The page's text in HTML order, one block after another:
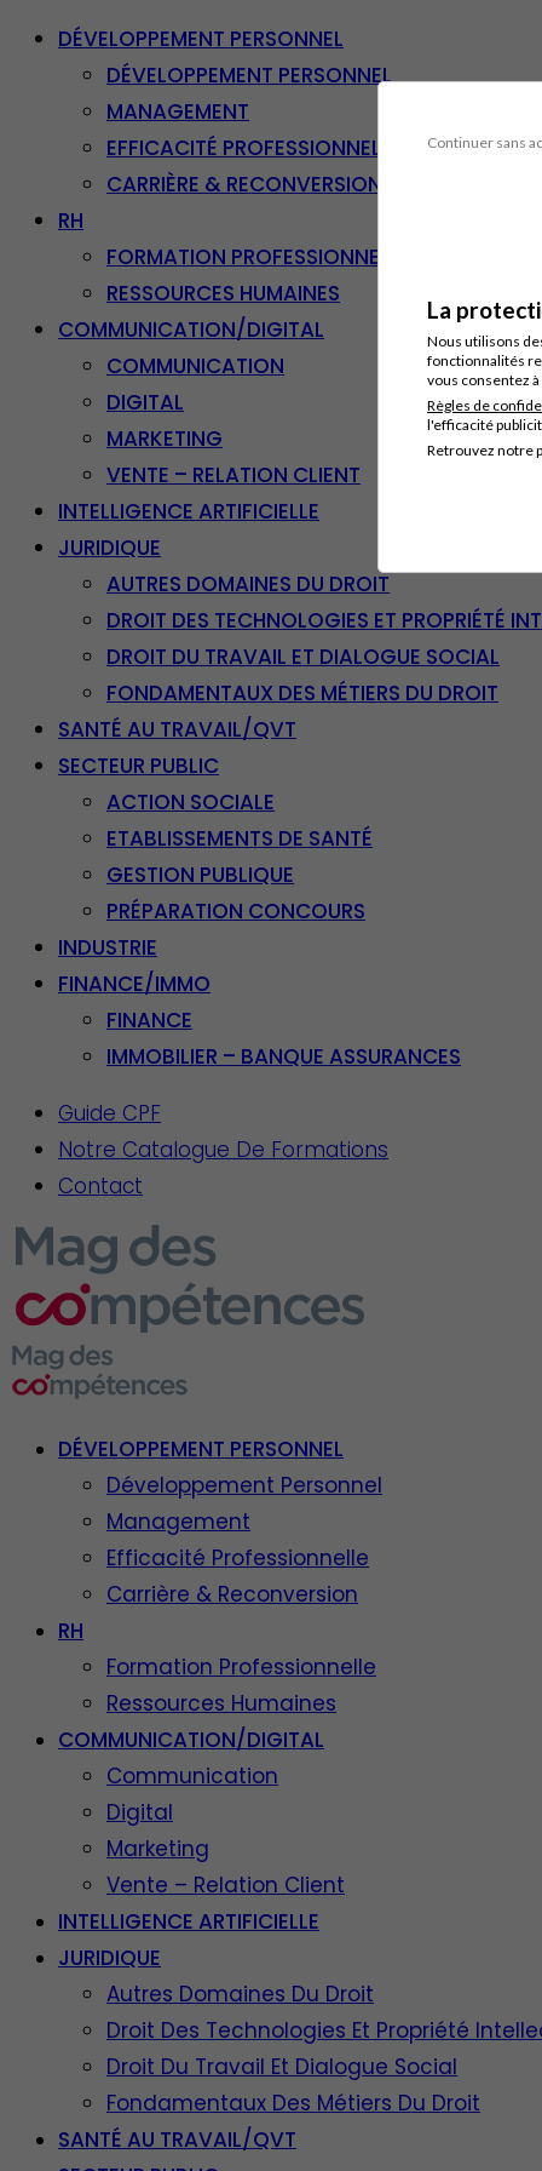
Continuer sans
La
Nous utilisons
fonctionnalités
vous consentez
Règles de
l'efficacité
Retrouvez notre
DÉVELOPPEMENT PERSONNEL
DÉVELOPPEMENT PERSONNEL
MANAGEMENT
EFFICACITÉ PROFESSIONNELLE
CARRIÈRE & RECONVERSION
RH
FORMATION PROFESSIONNELLE
RESSOURCES HUMAINES
COMMUNICATION/DIGITAL
COMMUNICATION
DIGITAL
MARKETING
VENTE – RELATION CLIENT
INTELLIGENCE ARTIFICIELLE
JURIDIQUE
AUTRES DOMAINES DU DROIT
DROIT DES TECHNOLOGIES ET PROPRIÉTÉ
DROIT DU TRAVAIL ET DIALOGUE SOCIAL
FONDAMENTAUX DES MÉTIERS DU DROIT
SANTÉ AU TRAVAIL/QVT
SECTEUR PUBLIC
ACTION SOCIALE
ETABLISSEMENTS DE SANTÉ
GESTION PUBLIQUE
PRÉPARATION CONCOURS
INDUSTRIE
FINANCE/IMMO
FINANCE
IMMOBILIER – BANQUE ASSURANCES
Guide CPF
Notre Catalogue De Formations
Contact
DÉVELOPPEMENT PERSONNEL
Développement Personnel
Management
Efficacité Professionnelle
Carrière & Reconversion
RH
Formation Professionnelle
Ressources Humaines
COMMUNICATION/DIGITAL
Communication
Digital
Marketing
Vente – Relation Client
INTELLIGENCE ARTIFICIELLE
JURIDIQUE
Autres Domaines Du Droit
Droit Des Technologies Et Propriété
Droit Du Travail Et Dialogue Social
Fondamentaux Des Métiers Du Droit
SANTÉ AU TRAVAIL/QVT